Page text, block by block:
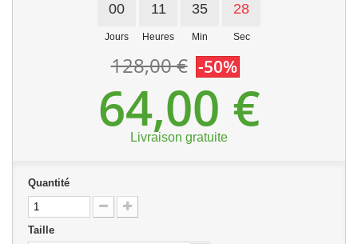
00
Jours
11
Heures
35
Min
27
Sec
128,00 € -50%
64,00 €
Livraison gratuite
Quantité
Taille